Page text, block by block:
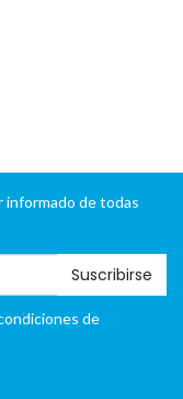
de todas
Suscribirse
de